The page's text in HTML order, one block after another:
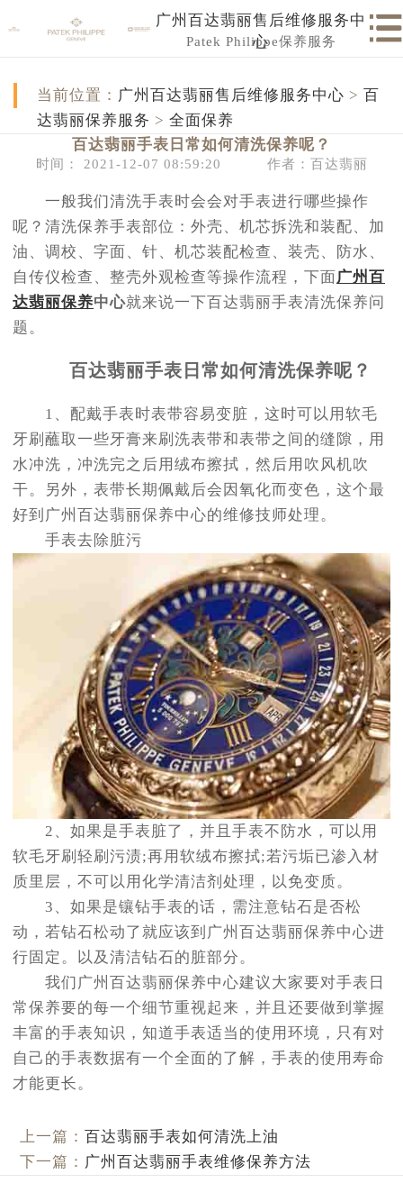
广州百达翡丽售后维修服务中
心
Patek Philippe保养服务
当前位置： 广州百达翡丽售后维修服务中心 > 百
达翡丽保养服务 > 全面保养
百达翡丽手表日常如何清洗保养呢？
时间： 2021-12-07 08:59:20 作者：百达翡丽
一般我们清洗手表时会会对手表进行哪些操作
呢？清洗保养手表部位：外壳、机芯拆洗和装配、加
油、调校、字面、针、机芯装配检查、装壳、防水、
自传仪检查、整壳外观检查等操作流程，下面广州百
达翡丽保养中心就来说一下百达翡丽手表清洗保养问
题。
百达翡丽手表日常如何清洗保养呢？
1、配戴手表时表带容易变脏，这时可以用软毛
牙刷蘸取一些牙膏来刷洗表带和表带之间的缝隙，用
水冲洗，冲洗完之后用绒布擦拭，然后用吹风机吹
干。另外，表带长期佩戴后会因氧化而变色，这个最
好到广州百达翡丽保养中心的维修技师处理。
手表去除脏污
2、如果是手表脏了，并且手表不防水，可以用
软毛牙刷轻刷污渍;再用软绒布擦拭;若污垢已渗入材
质里层，不可以用化学清洁剂处理，以免变质。
3、如果是镶钻手表的话，需注意钻石是否松
动，若钻石松动了就应该到广州百达翡丽保养中心进
行固定。以及清洁钻石的脏部分。
我们广州百达翡丽保养中心建议大家要对手表日
常保养要的每一个细节重视起来，并且还要做到掌握
丰富的手表知识，知道手表适当的使用环境，只有对
自己的手表数据有一个全面的了解，手表的使用寿命
才能更长。
上一篇：百达翡丽手表如何清洗上油
下一篇： 广州百达翡丽手表维修保养方法